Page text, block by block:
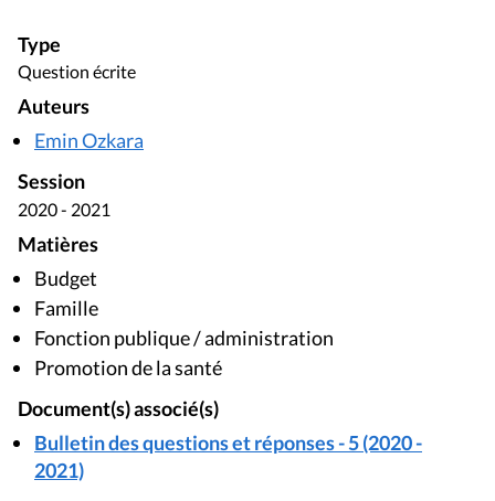
Type
Question écrite
Auteurs
Emin Ozkara
Session
2020 - 2021
Matières
Budget
Famille
Fonction publique / administration
Promotion de la santé
Document(s) associé(s)
Bulletin des questions et réponses - 5 (2020 -
2021)